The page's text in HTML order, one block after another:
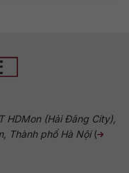
HDMon (Hải Đăng City),
Thành phố Hà Nội(